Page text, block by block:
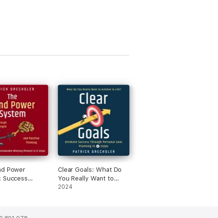
Power
Success
Mental
Clear Goals: What Do
You Really Want to
Achieve in Life?:
2024